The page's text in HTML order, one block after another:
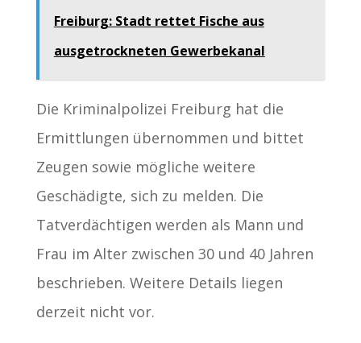
Freiburg: Stadt rettet Fische aus
ausgetrockneten Gewerbekanal
Die Kriminalpolizei Freiburg hat die
Ermittlungen übernommen und bittet
Zeugen sowie mögliche weitere
Geschädigte, sich zu melden. Die
Tatverdächtigen werden als Mann und
Frau im Alter zwischen 30 und 40 Jahren
beschrieben. Weitere Details liegen
derzeit nicht vor.